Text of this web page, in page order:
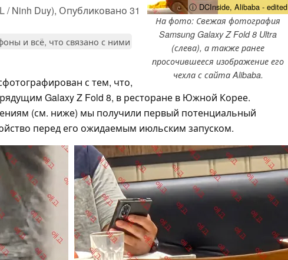
ⓘ DCInside, Alibaba - edited
На фото: Свежая фотография
Samsung Galaxy Z Fold 8 Ultra
(слева), а также ранее
просочившееся изображение его
чехла с сайта Alibaba.
/ Ninh Duy), Опубликовано 31
и всё, что связано с ними
с тем, что,
Galaxy Z Fold 8, в ресторане в Южной Корее.
(см. ниже) мы получили первый потенциальный
перед его ожидаемым июльским запуском.